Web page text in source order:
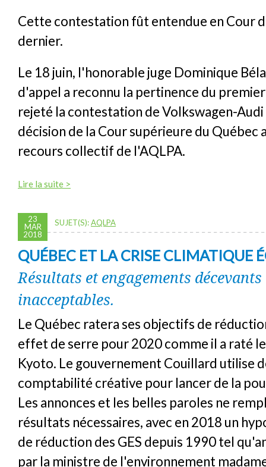
Cette contestation fût entendue en Cour
dernier.
Le 18 juin, l'honorable juge Dominique
d'appel a reconnu la pertinence du
rejeté la contestation de Volkswagen-
décision de la Cour supérieure du Québec
recours collectif de l'AQLPA.
Lire la suite >
23
MAR
2018
SUJET(S):AQLPA
QUÉBEC ET LA CRISE CLIMATIQUE
Résultats et engagements décevants
inacceptables.
Le Québec ratera ses objectifs de
effet de serre pour 2020 comme il a raté
Kyoto. Le gouvernement Couillard utilise
comptabilité créative pour lancer de la
Les annonces et les belles paroles ne
résultats nécessaires, avec en 2018 un
de réduction des GES depuis 1990 tel
par la ministre de l'environnement